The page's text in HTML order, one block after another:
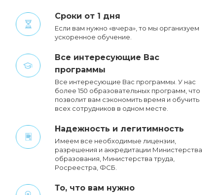
Сроки от 1 дня
Если вам нужно «вчера», то мы организуем
ускоренное обучение.
Все интересующие Вас
программы
Все интересующие Вас программы. У нас
более 150 образовательных программ, что
позволит вам сэкономить время и обучить
всех сотрудников в одном месте.
Надежность и легитимность
Имеем все необходимые лицензии,
разрешения и аккредитации Министерства
образования, Министерства труда,
Росреестра, ФСБ.
То, что вам нужно